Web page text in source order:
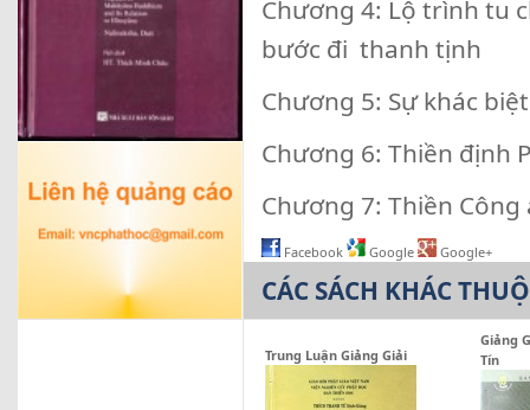
Chương 4: Lộ trình tu
bước đi thanh tịnh
Chương 5: Sự khác
Chương 6: Thiền định
Chương 7: Thiền Công
Facebook Google Google+
CÁC SÁCH KHÁC
Trung Luận Giảng Giải
Giảng
Tín